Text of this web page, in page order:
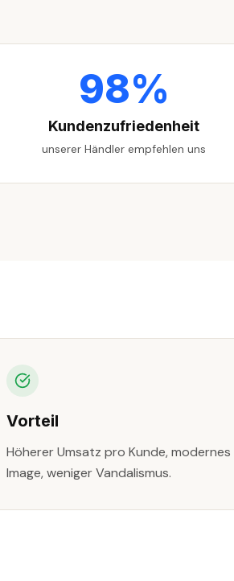
98%
Kundenzufriedenheit
unserer Händler empfehlen uns
Vorteil
Höherer Umsatz pro Kunde, modernes
Image, weniger Vandalismus.